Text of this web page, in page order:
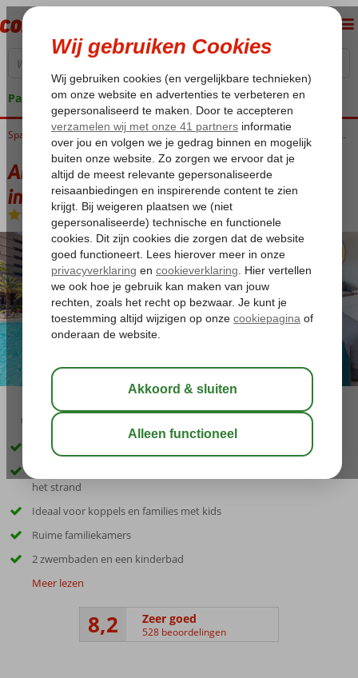
Pakketgarantie
Home Canarische Eilanden Gran Canaria Playa del Ingles Abora Continental by Lopesan Hotels inclusief Katamaran Boottocht
Abora Continental by Lopesan Hotels
inclusief Katamaran Boottocht
All Inclusive-Hotel
04:20 bewaar
Inclusief Katamaran Boottocht
het strand
Ideaal voor koppels en families met kids
Ruime familiekamers
2 zwembaden en een kinderbad
Meer lezen
8,2 Zeer goed
528 beoordelingen